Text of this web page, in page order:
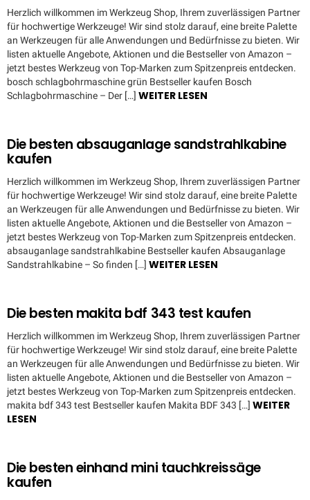
Herzlich willkommen im Werkzeug Shop, Ihrem zuverlässigen Partner
für hochwertige Werkzeuge! Wir sind stolz darauf, eine breite Palette
an Werkzeugen für alle Anwendungen und Bedürfnisse zu bieten. Wir
listen aktuelle Angebote, Aktionen und die Bestseller von Amazon –
jetzt bestes Werkzeug von Top-Marken zum Spitzenpreis entdecken.
bosch schlagbohrmaschine grün Bestseller kaufen Bosch
Schlagbohrmaschine – Der […] WEITER LESEN
Die besten absauganlage sandstrahlkabine
kaufen
Herzlich willkommen im Werkzeug Shop, Ihrem zuverlässigen Partner
für hochwertige Werkzeuge! Wir sind stolz darauf, eine breite Palette
an Werkzeugen für alle Anwendungen und Bedürfnisse zu bieten. Wir
listen aktuelle Angebote, Aktionen und die Bestseller von Amazon –
jetzt bestes Werkzeug von Top-Marken zum Spitzenpreis entdecken.
absauganlage sandstrahlkabine Bestseller kaufen Absauganlage
Sandstrahlkabine – So finden […] WEITER LESEN
Die besten makita bdf 343 test kaufen
Herzlich willkommen im Werkzeug Shop, Ihrem zuverlässigen Partner
für hochwertige Werkzeuge! Wir sind stolz darauf, eine breite Palette
an Werkzeugen für alle Anwendungen und Bedürfnisse zu bieten. Wir
listen aktuelle Angebote, Aktionen und die Bestseller von Amazon –
jetzt bestes Werkzeug von Top-Marken zum Spitzenpreis entdecken.
makita bdf 343 test Bestseller kaufen Makita BDF 343 […] WEITER
LESEN
Die besten einhand mini tauchkreissäge
kaufen